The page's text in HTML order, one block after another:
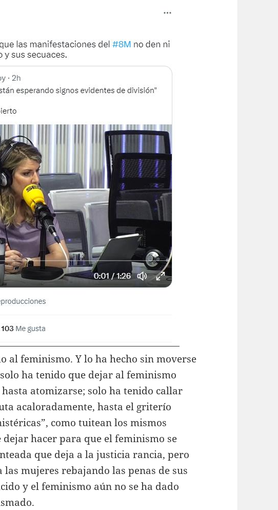
al feminismo. Y lo ha hecho sin moverse
ha tenido que dejar al feminismo
atomizarse; solo ha tenido callar
acaloradamente, hasta el griterío
como tuitean los mismos
hacer para que el feminismo se
que deja a la justicia rancia, pero
mujeres rebajando las penas de sus
y el feminismo aún no se ha dado